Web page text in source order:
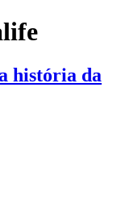
história da